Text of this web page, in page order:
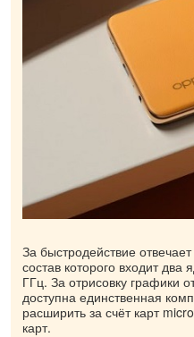
За быстродействие
состав которого входит
ГГц. За отрисовку графики
доступна единственная
расширить за счёт карт
карт.